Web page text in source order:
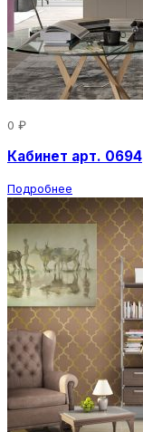
0 ₽
Кабинет арт. 0694
Подробнее